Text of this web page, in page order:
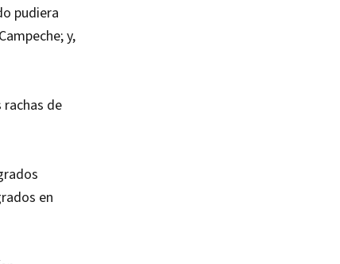
pudiera
y,
de
en